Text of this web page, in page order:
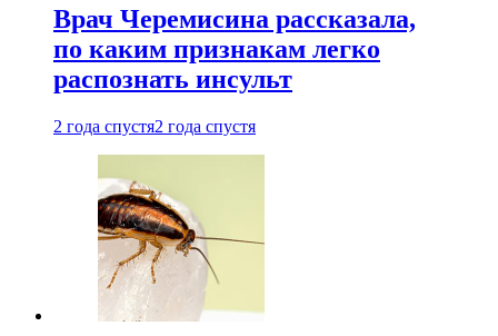
Врач Черемисина рассказала,
по каким признакам легко
распознать инсульт
2 года спустя2 года спустя